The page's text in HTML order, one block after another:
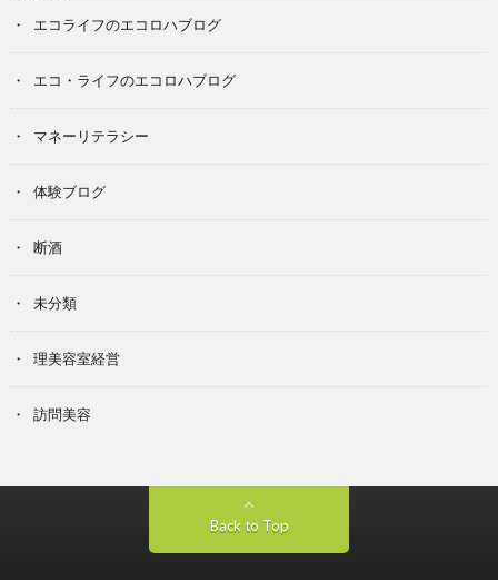
エコライフのエコロハブログ
エコ・ライフのエコロハブログ
マネーリテラシー
体験ブログ
断酒
未分類
理美容室経営
訪問美容
Back to Top